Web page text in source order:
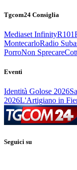
Tgcom24 Consiglia
Mediaset InfinityR101
MontecarloRadio
PorroNon Sprecare
Eventi
Identità Golose 2026
2026L'Artigiano in
Seguici su